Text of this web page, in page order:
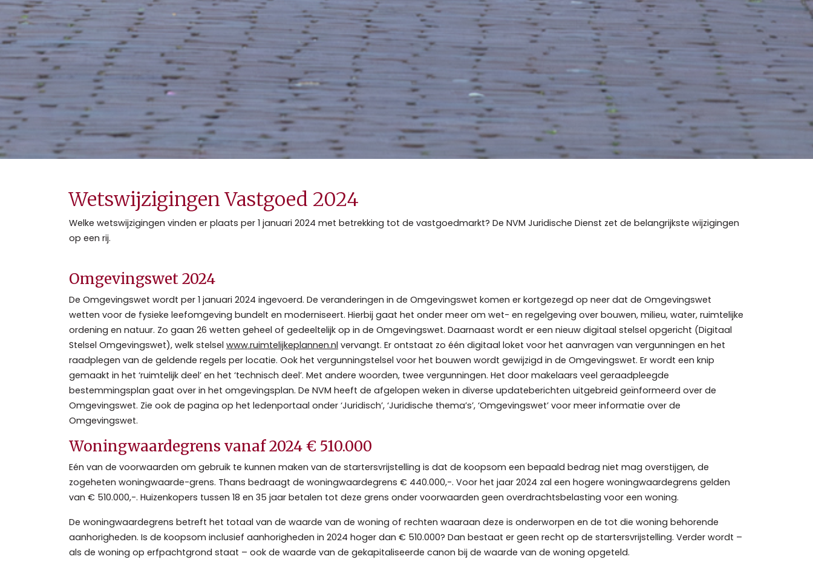
Wetswijzigingen Vastgoed 2024
Welke wetswijzigingen vinden er plaats per 1 januari 2024 met betrekking tot de vastgoedmarkt? De NVM Juridische Dienst zet de belangrijkste wijzigingen
op een rij.
Omgevingswet 2024
De Omgevingswet wordt per 1 januari 2024 ingevoerd. De veranderingen in de Omgevingswet komen er kortgezegd op neer dat de Omgevingswet
wetten voor de fysieke leefomgeving bundelt en moderniseert. Hierbij gaat het onder meer om wet- en regelgeving over bouwen, milieu, water, ruimtelijke
ordening en natuur. Zo gaan 26 wetten geheel of gedeeltelijk op in de Omgevingswet. Daarnaast wordt er een nieuw digitaal stelsel opgericht (Digitaal
Stelsel Omgevingswet), welk stelsel www.ruimtelijkeplannen.nl vervangt. Er ontstaat zo één digitaal loket voor het aanvragen van vergunningen en het
raadplegen van de geldende regels per locatie. Ook het vergunningstelsel voor het bouwen wordt gewijzigd in de Omgevingswet. Er wordt een knip
gemaakt in het ‘ruimtelijk deel’ en het ‘technisch deel’. Met andere woorden, twee vergunningen. Het door makelaars veel geraadpleegde
bestemmingsplan gaat over in het omgevingsplan. De NVM heeft de afgelopen weken in diverse updateberichten uitgebreid geïnformeerd over de
Omgevingswet. Zie ook de pagina op het ledenportaal onder ‘Juridisch’, ‘Juridische thema’s’, ‘Omgevingswet’ voor meer informatie over de
Omgevingswet.
Woningwaardegrens vanaf 2024 € 510.000
Eén van de voorwaarden om gebruik te kunnen maken van de startersvrijstelling is dat de koopsom een bepaald bedrag niet mag overstijgen, de
zogeheten woningwaarde-grens. Thans bedraagt de woningwaardegrens € 440.000,-. Voor het jaar 2024 zal een hogere woningwaardegrens gelden
van € 510.000,-. Huizenkopers tussen 18 en 35 jaar betalen tot deze grens onder voorwaarden geen overdrachtsbelasting voor een woning.
De woningwaardegrens betreft het totaal van de waarde van de woning of rechten waaraan deze is onderworpen en de tot die woning behorende
aanhorigheden. Is de koopsom inclusief aanhorigheden in 2024 hoger dan € 510.000? Dan bestaat er geen recht op de startersvrijstelling. Verder wordt –
als de woning op erfpachtgrond staat – ook de waarde van de gekapitaliseerde canon bij de waarde van de woning opgeteld.